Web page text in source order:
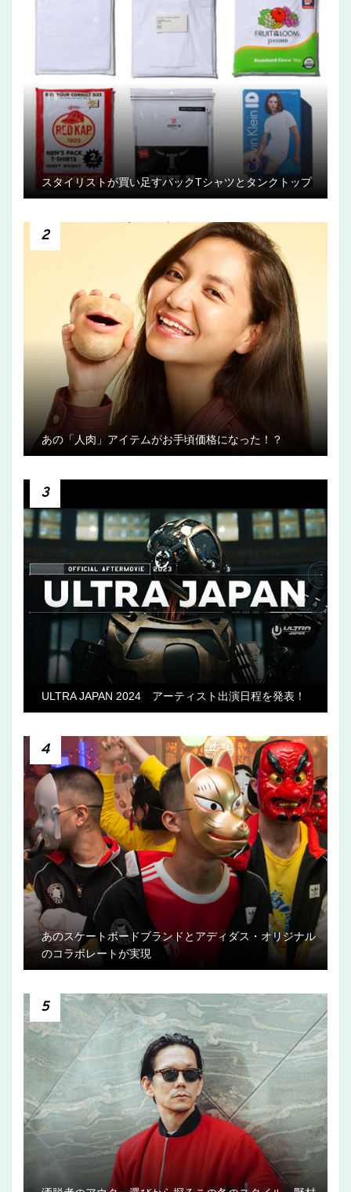
スタイリストが買い足すパックTシャツとタンクトップ
2
あの「人肉」アイテムがお手頃価格になった！？
3
ULTRA JAPAN 2024 アーティスト出演日程を発表！
4
あのスケートボードブランドとアディダス・オリジナル
のコラボレートが実現
5